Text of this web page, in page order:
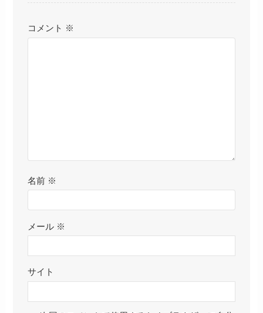
コメント ※
名前 ※
メール ※
サイト